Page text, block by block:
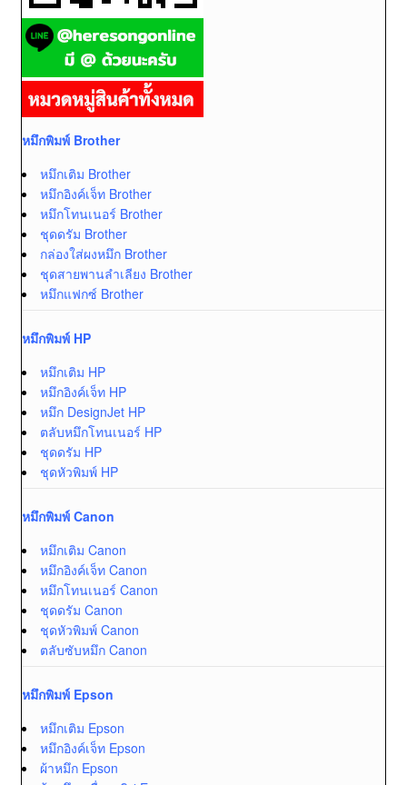
หมึกพิมพ์ Brother
หมึกเติม Brother
หมึกอิงค์เจ็ท Brother
หมึกโทนเนอร์ Brother
ชุดดรัม Brother
กล่องใส่ผงหมึก Brother
ชุดสายพานลำเลียง Brother
หมึกแฟกซ์ Brother
หมึกพิมพ์ HP
หมึกเติม HP
หมึกอิงค์เจ็ท HP
หมึก DesignJet HP
ตลับหมึกโทนเนอร์ HP
ชุดดรัม HP
ชุดหัวพิมพ์ HP
หมึกพิมพ์ Canon
หมึกเติม Canon
หมึกอิงค์เจ็ท Canon
หมึกโทนเนอร์ Canon
ชุดดรัม Canon
ชุดหัวพิมพ์ Canon
ตลับซับหมึก Canon
หมึกพิมพ์ Epson
หมึกเติม Epson
หมึกอิงค์เจ็ท Epson
ผ้าหมึก Epson